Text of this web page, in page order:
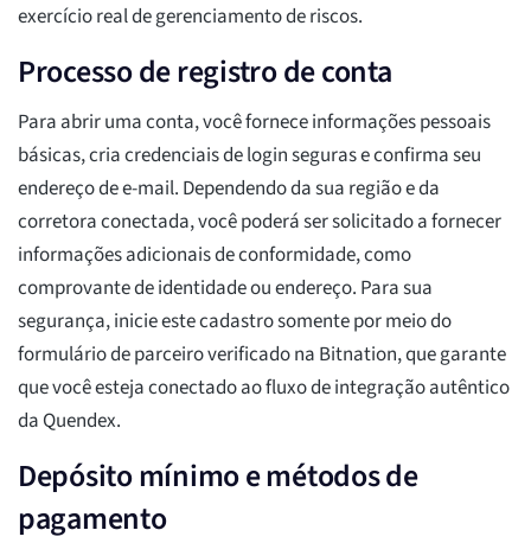
exercício real de gerenciamento de riscos.
Processo de registro de conta
Para abrir uma conta, você fornece informações pessoais
básicas, cria credenciais de login seguras e confirma seu
endereço de e-mail. Dependendo da sua região e da
corretora conectada, você poderá ser solicitado a fornecer
informações adicionais de conformidade, como
comprovante de identidade ou endereço. Para sua
segurança, inicie este cadastro somente por meio do
formulário de parceiro verificado na Bitnation, que garante
que você esteja conectado ao fluxo de integração autêntico
da Quendex.
Depósito mínimo e métodos de
pagamento